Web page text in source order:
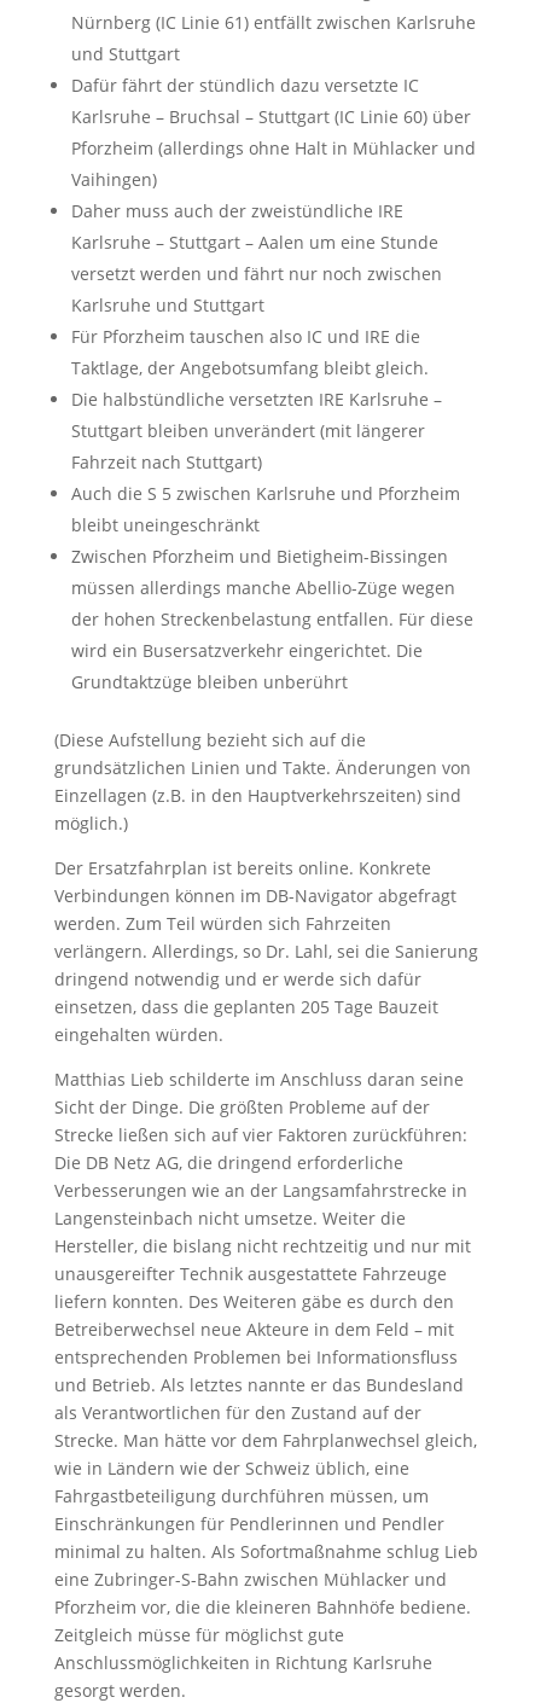
Nürnberg (IC Linie 61) entfällt zwischen Karlsruhe
und Stuttgart
Dafür fährt der stündlich dazu versetzte IC
Karlsruhe – Bruchsal – Stuttgart (IC Linie 60) über
Pforzheim (allerdings ohne Halt in Mühlacker und
Vaihingen)
Daher muss auch der zweistündliche IRE
Karlsruhe – Stuttgart – Aalen um eine Stunde
versetzt werden und fährt nur noch zwischen
Karlsruhe und Stuttgart
Für Pforzheim tauschen also IC und IRE die
Taktlage, der Angebotsumfang bleibt gleich.
Die halbstündliche versetzten IRE Karlsruhe –
Stuttgart bleiben unverändert (mit längerer
Fahrzeit nach Stuttgart)
Auch die S 5 zwischen Karlsruhe und Pforzheim
bleibt uneingeschränkt
Zwischen Pforzheim und Bietigheim-Bissingen
müssen allerdings manche Abellio-Züge wegen
der hohen Streckenbelastung entfallen. Für diese
wird ein Busersatzverkehr eingerichtet. Die
Grundtaktzüge bleiben unberührt
(Diese Aufstellung bezieht sich auf die
grundsätzlichen Linien und Takte. Änderungen von
Einzellagen (z.B. in den Hauptverkehrszeiten) sind
möglich.)
Der Ersatzfahrplan ist bereits online. Konkrete
Verbindungen können im DB-Navigator abgefragt
werden. Zum Teil würden sich Fahrzeiten
verlängern. Allerdings, so Dr. Lahl, sei die Sanierung
dringend notwendig und er werde sich dafür
einsetzen, dass die geplanten 205 Tage Bauzeit
eingehalten würden.
Matthias Lieb schilderte im Anschluss daran seine
Sicht der Dinge. Die größten Probleme auf der
Strecke ließen sich auf vier Faktoren zurückführen:
Die DB Netz AG, die dringend erforderliche
Verbesserungen wie an der Langsamfahrstrecke in
Langensteinbach nicht umsetze. Weiter die
Hersteller, die bislang nicht rechtzeitig und nur mit
unausgereifter Technik ausgestattete Fahrzeuge
liefern konnten. Des Weiteren gäbe es durch den
Betreiberwechsel neue Akteure in dem Feld – mit
entsprechenden Problemen bei Informationsfluss
und Betrieb. Als letztes nannte er das Bundesland
als Verantwortlichen für den Zustand auf der
Strecke. Man hätte vor dem Fahrplanwechsel gleich,
wie in Ländern wie der Schweiz üblich, eine
Fahrgastbeteiligung durchführen müssen, um
Einschränkungen für Pendlerinnen und Pendler
minimal zu halten. Als Sofortmaßnahme schlug Lieb
eine Zubringer-S-Bahn zwischen Mühlacker und
Pforzheim vor, die die kleineren Bahnhöfe bediene.
Zeitgleich müsse für möglichst gute
Anschlussmöglichkeiten in Richtung Karlsruhe
gesorgt werden.